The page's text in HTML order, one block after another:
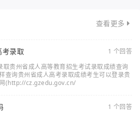
查看更多
考录取
1 个回答
贵州省成人高等教育招生考试录取成绩查询
查询贵州省成人高考录取成绩考生可以登录贵
(http://cz.gzedu.gov.cn/
1 个回答